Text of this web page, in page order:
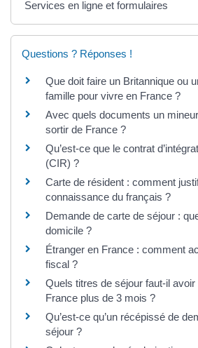
Services en ligne et formulaires
Questions ? Réponses !
Que doit faire un Britannique ou
famille pour vivre en France ?
Avec quels documents un
sortir de France ?
Qu’est-ce que le contrat
(CIR) ?
Carte de résident : comment
connaissance du français ?
Demande de carte de séjour :
domicile ?
Étranger en France : comment
fiscal ?
Quels titres de séjour faut-il
France plus de 3 mois ?
Qu’est-ce qu’un récépissé de
séjour ?